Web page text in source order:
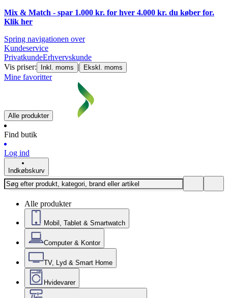
Mix & Match - spar 1.000 kr. for hver 4.000 kr. du køber for.
Klik her
Spring navigationen over
Kundeservice
PrivatkundeErhvervskunde
Vis priser:
Inkl. moms | Ekskl. moms
Mine favoritter
Alle produkter
Find butik
Log ind
Indkøbskurv
Alle produkter
Mobil, Tablet & Smartwatch
Computer & Kontor
TV, Lyd & Smart Home
Hvidevarer